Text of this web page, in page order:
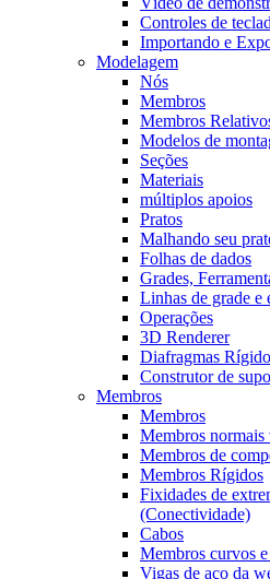
Controles de
Importando e
Modelagem
Nós
Membros
Membros
Modelos de
Seções
Materiais
múltiplos apoios
Pratos
Malhando seu
Folhas de dados
Grades,
Linhas de grade e
Operações
3D Renderer
Diafragmas
Construtor de
Membros
Membros
Membros normais
Membros de
Membros Rígidos
Fixidades de
(Conectividade)
Cabos
Membros curvos
Vigas de aço da